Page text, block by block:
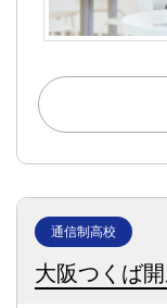
通信制高校
大阪つくば